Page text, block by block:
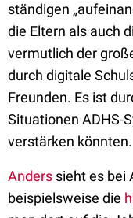
ständigen
die Eltern als auch
vermutlich der
durch digitale
Freunden. Es ist
Situationen ADHS-
verstärken könnten.
Anders sieht es bei
beispielsweise die